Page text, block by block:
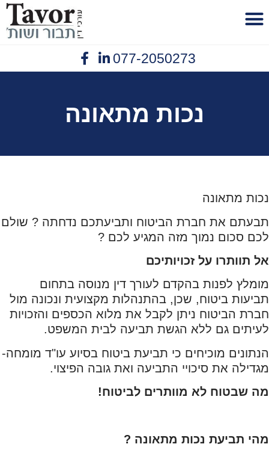
077-2050273
נכות מתאונה
נכות מתאונה
תבעתם את חברת הביטוח ותביעתכם נדחתה ? שולם
לכם סכום נמוך מזה המגיע לכם ?
אל תוותרו על זכויותיכם
מומלץ לפנות בהקדם לעורך דין מנוסה בתחום
תביעות ביטוח, שכן, בהתנהלות מקצועית ונכונה מול
חברת הביטוח ניתן לקבל את מלוא הכספים והזכויות
לעיתים גם ללא הגשת תביעה לבית המשפט.
הנתונים מוכיחים כי תביעת ביטוח בסיוע עו"ד מומחה-
מגדילה את סיכויי התביעה ואת גובה הפיצוי.
מה שבטוח לא מוותרים לביטוח!
מהי תביעת נכות מתאונה ?